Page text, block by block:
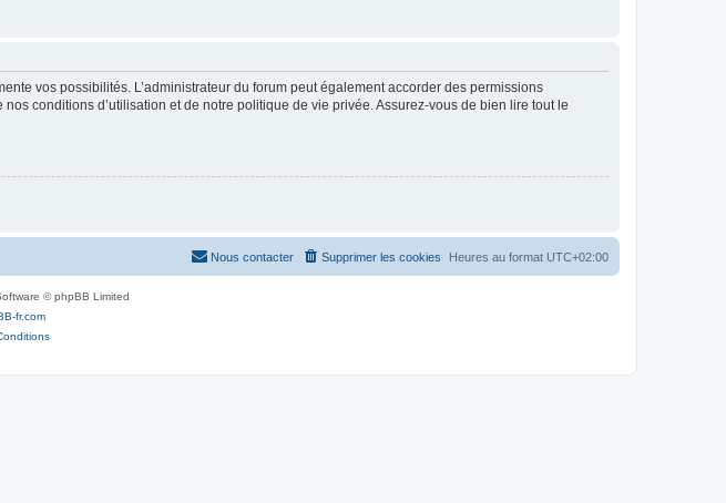
vos possibilités. L’administrateur du forum peut également accorder des permissions
conditions d’utilisation et de notre politique de vie privée. Assurez-vous de bien lire tout le
Heures au format UTC+02:00
Supprimer les cookies
Nous contacter
© phpBB Limited
fr.com